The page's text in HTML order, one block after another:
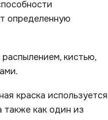
определенную
кистью,
краска используется
также как один из